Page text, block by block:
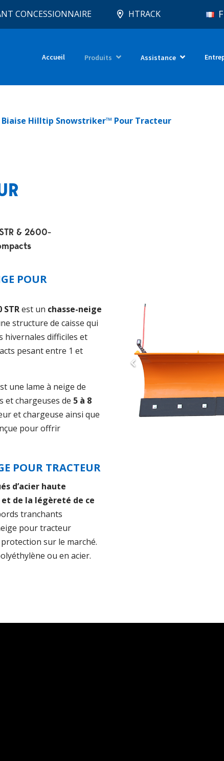
CONCESSIONNAIRE HTRACK
Accueil Produits Assistance
Biaise Hilltip Snowstriker™ Pour Tracteur
& 2600-
POUR
est un chasse-neige
structure de caisse qui
hivernales difficiles et
pesant entre 1 et
une lame à neige de
et chargeuses de 5 à 8
et chargeuse ainsi que
pour offrir
POUR TRACTEUR
d’acier haute
de la légèreté de ce
tranchants
pour tracteur
sur le marché.
ou en acier.